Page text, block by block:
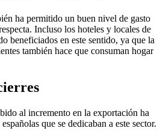
ha permitido un buen nivel de gasto
Incluso los hoteles y locales de
beneficiados en este sentido, ya que la
también hace que consuman hogar
al incremento en la exportación ha
que se dedicaban a este sector.